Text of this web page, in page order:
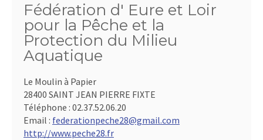
Fédération d' Eure et Loir
pour la Pêche et la
Protection du Milieu
Aquatique
Le Moulin à Papier
28400 SAINT JEAN PIERRE FIXTE
Téléphone : 02.37.52.06.20
Email : federationpeche28@gmail.com
http://www.peche28.fr